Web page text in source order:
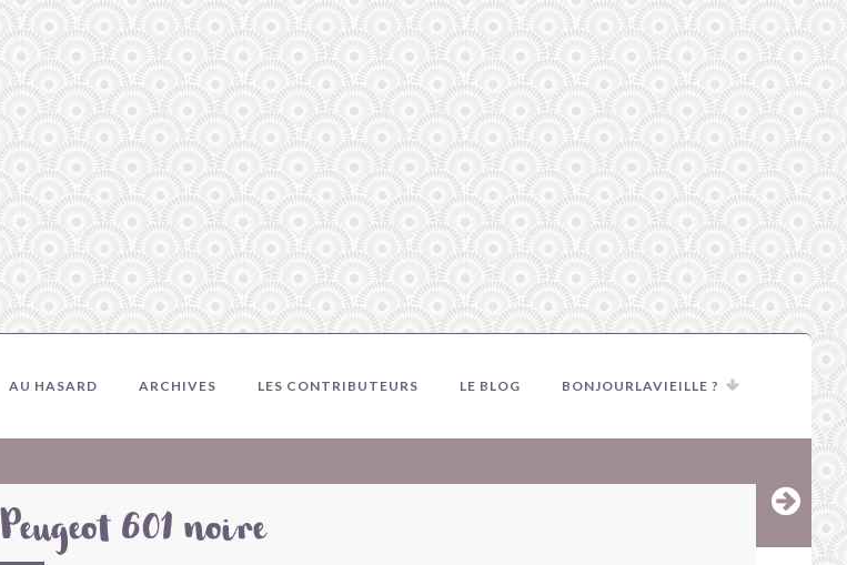
AU HASARD ARCHIVES LES CONTRIBUTEURS LE BLOG BONJOURLAVIEILLE ?
Peugeot 601 noire